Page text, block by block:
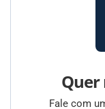
Quer
Fale com